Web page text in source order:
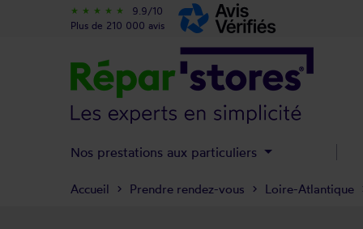
Accueil Prendre rendez-vous Loire-Atlantique
star_rate star_rate star_rate star_rate star_rate
9.9/10
Plus de 210 000 avis
Nos prestations aux particuliers